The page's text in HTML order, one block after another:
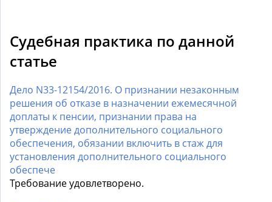
Судебная практика по данной
статье
Дело N33-12154/2016. О признании незаконным
решения об отказе в назначении ежемесячной
доплаты к пенсии, признании права на
утверждение дополнительного социального
обеспечения, обязании включить в стаж для
установления дополнительного социального
обеспече
Требование удовлетворено.